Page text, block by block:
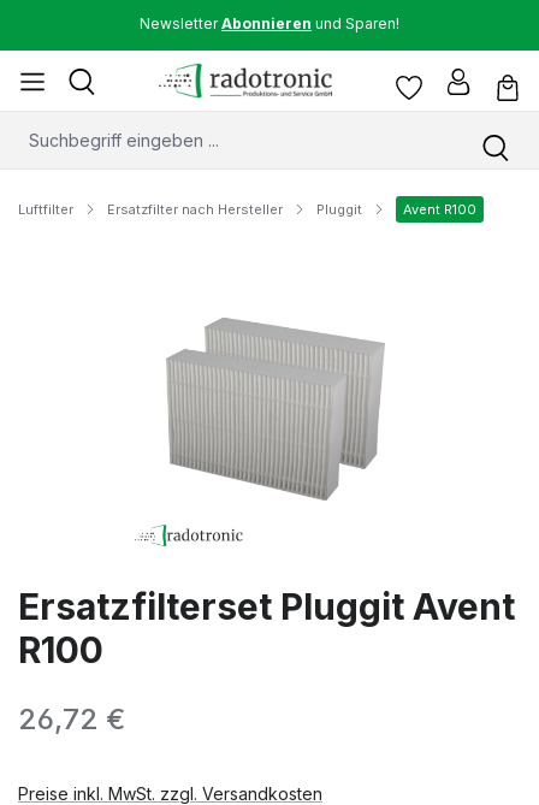
NewsletterAbonnieren und Sparen!
Luftfilter Ersatzfilter nach Hersteller Pluggit Avent R100
Ersatzfilterset Pluggit Avent
R100
Regulärer Preis:
26,72 €
Preise inkl. MwSt. zzgl. Versandkosten